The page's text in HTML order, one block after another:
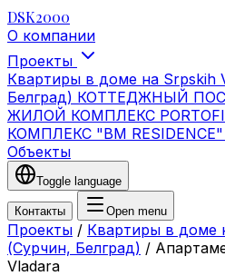
DSK2000
О компании
Проекты
Квартиры в доме на Srpskih
Белград) КОТТЕДЖНЫЙ
ЖИЛОЙ КОМПЛЕКС
КОМПЛЕКС "BM
Объекты
Toggle language
Контакты Open menu
Проекты / Квартиры в доме
(Сурчин, Белград) /
Vladarа